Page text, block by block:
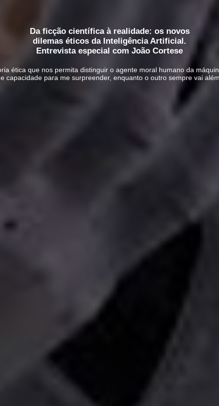
Da ficção científica à realidade: os novos
dilemas éticos da Inteligência Artificial.
Entrevista especial com João Cortese
ética que nos permita distinguir o agente moral humano da
capacidade para me surpreender, enquanto o outro sempre vai